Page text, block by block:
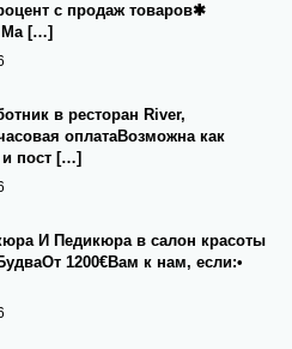
с продаж товаров✱
Ма […]
в ресторан River,
оплатаВозможна как
и пост […]
И Педикюра в салон красоты
1200€Вам к нам, если:•